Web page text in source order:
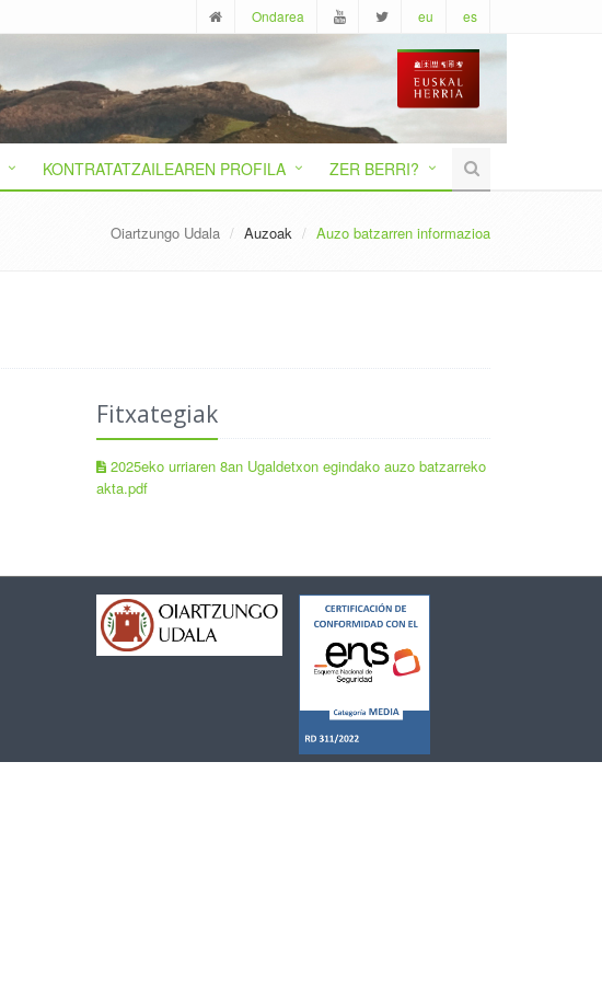
Ondarea eu es
KONTRATATZAILEAREN PROFILA ZER BERRI?
Oiartzungo Udala Auzoak Auzo batzarren informazioa
Fitxategiak
2025eko urriaren 8an Ugaldetxon egindako auzo batzarreko
akta.pdf